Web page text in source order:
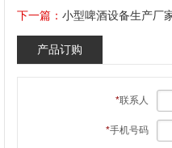
下一篇： 小型啤酒设备生产厂
产品订购
*联系人
*手机号码